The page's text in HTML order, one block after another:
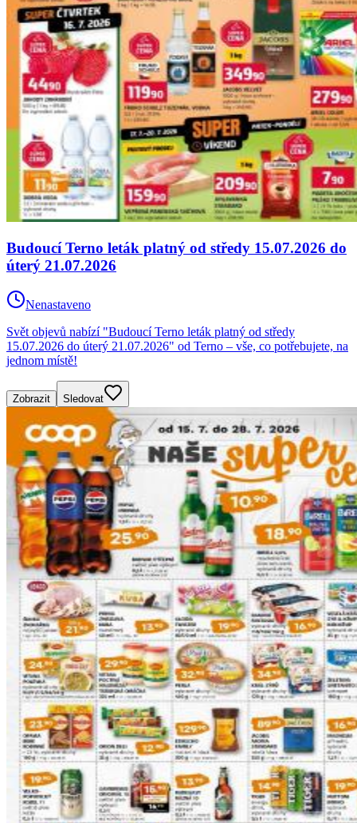
Budoucí Terno leták platný od středy 15.07.2026 do
úterý 21.07.2026
Nenastaveno
Svět objevů nabízí "Budoucí Terno leták platný od středy
15.07.2026 do úterý 21.07.2026" od Terno – vše, co potřebujete, na
jednom místě!
Zobrazit Sledovat